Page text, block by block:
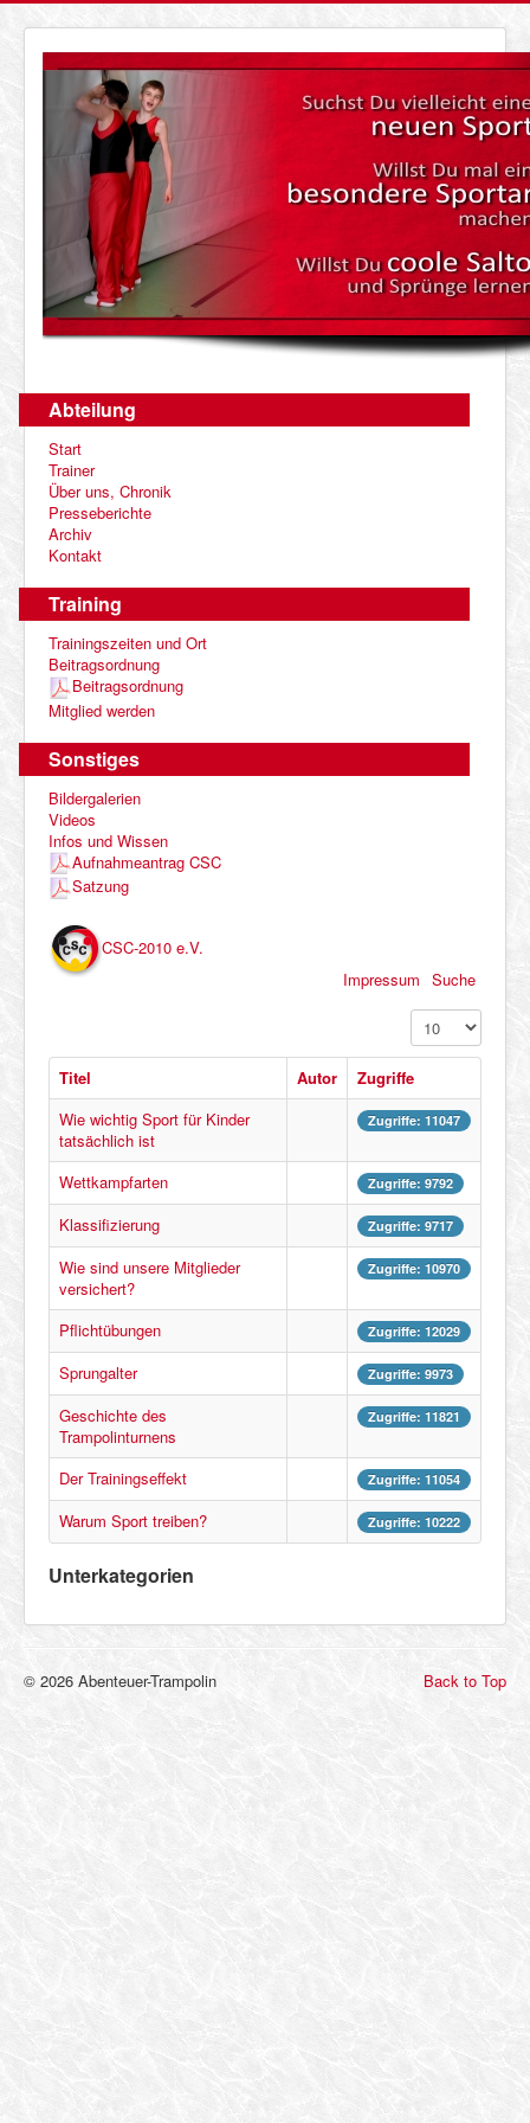
Abteilung
Start
Trainer
Über uns, Chronik
Presseberichte
Archiv
Kontakt
Training
Trainingszeiten und Ort
Beitragsordnung
Beitragsordnung
Mitglied werden
Sonstiges
Bildergalerien
Videos
Infos und Wissen
Aufnahmeantrag CSC
Satzung
CSC-2010 e.V.
Suche
Impressum
Anzeige #
Titel Autor
Zugriffe
Wie wichtig Sport für Kinder
tatsächlich ist
Zugriffe: 11047
Wettkampfarten Zugriffe: 9792
Klassifizierung Zugriffe: 9717
Wie sind unsere Mitglieder
versichert?
Zugriffe: 10970
Pflichtübungen Zugriffe: 12029
Sprungalter Zugriffe: 9973
Geschichte des
Trampolinturnens
Zugriffe: 11821
Der Trainingseffekt Zugriffe: 11054
Warum Sport treiben? Zugriffe: 10222
Unterkategorien
Back to Top
© 2026 Abenteuer-Trampolin